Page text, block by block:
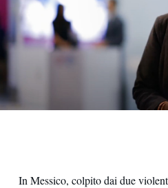
In Messico, colpito dai due